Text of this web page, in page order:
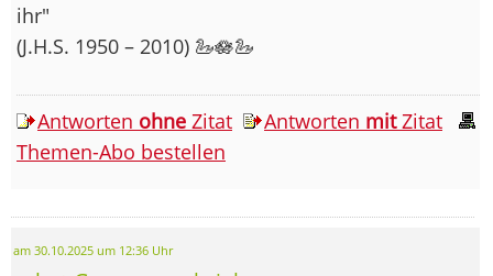
ihr"
(J.H.S. 1950 – 2010) 🦢🪷🦢
Antworten ohne Zitat Antworten mitZitat
Themen-Abo bestellen
am 30.10.2025 um 12:36 Uhr